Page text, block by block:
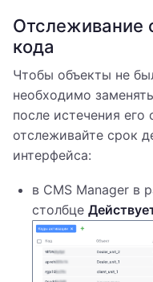
Отслеживание
кода
Чтобы объекты не
необходимо
после истечения его
отслеживайте срок
интерфейса:
в CMS Manager в
столбце